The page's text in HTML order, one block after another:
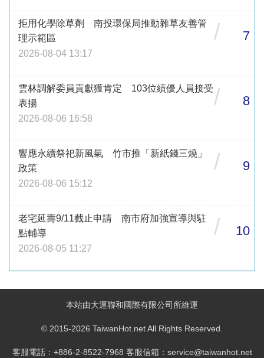
拒用化學除草劑 南投環保局推動雜草友善管
理示範區
2026-08-04 13:17
/ 7
雲林調解委員貢獻獲肯定 103位績優人員接受
表揚
2026-08-06 16:58
/ 8
響應永續祭祀新風氣 竹市推「新紙錢三燒」
政策
2026-08-06 15:12
/ 9
老宅延壽9/11截止申請 南市府加強宣導與駐
點輔導
2026-08-05 11:27
/ 10
本站由大運聯和國際有限公司所維運
© 2015-2026 TaiwanHot.net All Rights Reserved.
客服電話：+886-2-8522-7968 客服信箱：service@taiwanhot.net